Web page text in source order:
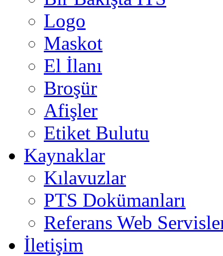
Logo
Maskot
El İlanı
Broşür
Afişler
Etiket Bulutu
Kaynaklar
Kılavuzlar
PTS Dokümanları
Referans Web
İletişim